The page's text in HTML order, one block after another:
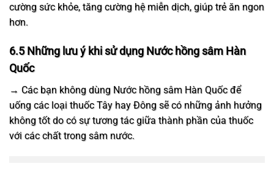
cường sức khỏe, tăng cường hệ miễn dịch, giúp trẻ ăn ngon
hơn.
6.5 Những lưu ý khi sử dụng Nước hồng sâm Hàn
Quốc
→ Các bạn không dùng Nước hồng sâm Hàn Quốc để
uống các loại thuốc Tây hay Đông sẽ có những ảnh hưởng
không tốt do có sự tương tác giữa thành phần của thuốc
với các chất trong sâm nước.